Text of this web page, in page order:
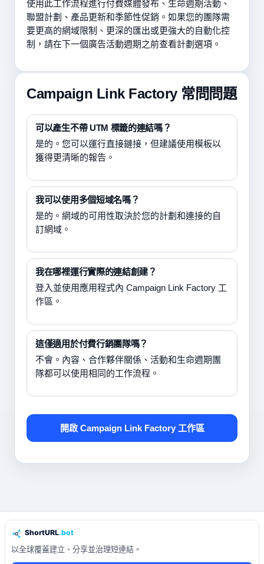
使用此工作流程進行付費媒體發布、生命週期活動、
聯盟計劃、產品更新和季節性促銷。如果您的團隊需
要更高的網域限制、更深的匯出或更強大的自動化控
制，請在下一個廣告活動週期之前查看計劃選項。
Campaign Link Factory 常問問題
可以產生不帶 UTM 標籤的連結嗎？
是的。您可以運行直接鏈接，但建議使用模板以
獲得更清晰的報告。
我可以使用多個短域名嗎？
是的。網域的可用性取決於您的計劃和連接的自
訂網域。
我在哪裡運行實際的連結創建？
登入並使用應用程式內 Campaign Link Factory 工
作區。
這僅適用於付費行銷團隊嗎？
不會。內容、合作夥伴關係、活動和生命週期團
隊都可以使用相同的工作流程。
開啟 Campaign Link Factory 工作區
以全球覆蓋建立、分享並治理短連結。